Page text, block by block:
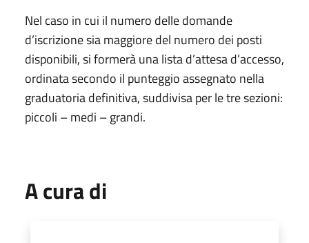
Nel caso in cui il numero delle domande
d’iscrizione sia maggiore del numero dei posti
disponibili, si formerà una lista d’attesa d’accesso,
ordinata secondo il punteggio assegnato nella
graduatoria definitiva, suddivisa per le tre sezioni:
piccoli – medi – grandi.
A cura di